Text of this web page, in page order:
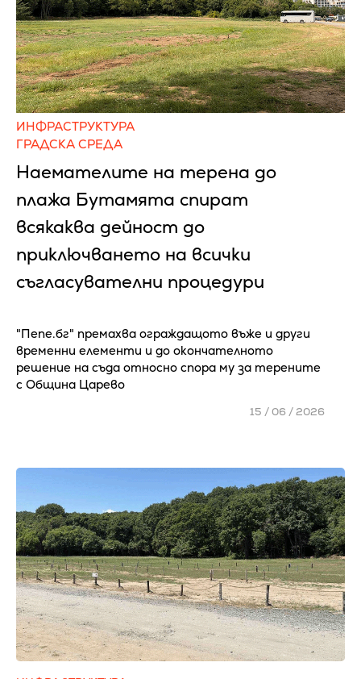
ИНФРАСТРУКТУРА
ГРАДСКА СРЕДА
Наемателите на терена до
плажа Бутамята спират
всякаква дейност до
приключването на всички
съгласувателни процедури
"Пепе.бг" премахва ограждащото въже и други
временни елементи и до окончателното
решение на съда относно спора му за терените
с Община Царево
15 / 06 / 2026